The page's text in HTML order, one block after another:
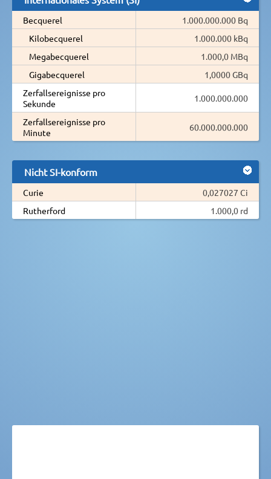
Becquerel
1.000.000.000 Bq
Kilobecquerel
1.000.000 kBq
Megabecquerel
1.000,0 MBq
Gigabecquerel
1,0000 GBq
Zerfallsereignisse pro
Sekunde
1.000.000.000
Zerfallsereignisse pro
Minute
60.000.000.000
Nicht SI-konform
Curie
0,027027 Ci
Rutherford
1.000,0 rd